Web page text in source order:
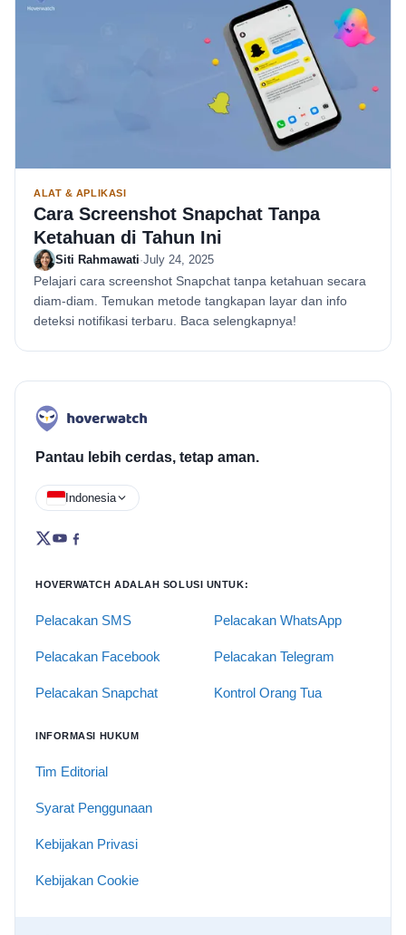
ALAT & APLIKASI
Cara Screenshot Snapchat Tanpa
Ketahuan di Tahun Ini
Siti Rahmawati·July 24, 2025
Pelajari cara screenshot Snapchat tanpa ketahuan secara
diam-diam. Temukan metode tangkapan layar dan info
deteksi notifikasi terbaru. Baca selengkapnya!
Pantau lebih cerdas, tetap aman.
Indonesia
HOVERWATCH ADALAH SOLUSI UNTUK:
Pelacakan SMS Pelacakan WhatsApp
Pelacakan Facebook Pelacakan Telegram
Pelacakan Snapchat Kontrol Orang Tua
INFORMASI HUKUM
Tim Editorial
Syarat Penggunaan
Kebijakan Privasi
Kebijakan Cookie